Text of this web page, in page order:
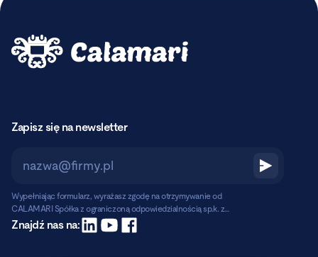
Zapisz się na newsletter
Wypełniając formularz, wyrażasz zgodę na otrzymywanie od
CALAMARI Spółka z ograniczoną odpowiedzialnością sp.k. z
siedzibą w Warszawie, ul. Chmielna 2/31, 00-020 Warszawa,
informacji handlowych pocztą elektroniczną.
Czytaj dalej
Znajdź nas na: